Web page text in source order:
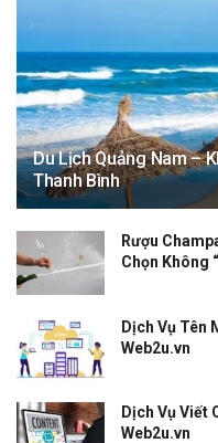
Du Lịch Quảng Nam –
Thanh Bình
Rượu
Chọn Không
Dịch Vụ Tên
Web2u.vn
Dịch Vụ Viết
Web2u.vn